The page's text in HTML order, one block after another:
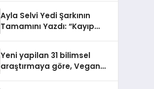
Ayla Selvi Yedi Şarkının
Tamamını Yazdı: “Kayıp
Yeni yapilan 31 bilimsel
araştırmaya göre, Vegan